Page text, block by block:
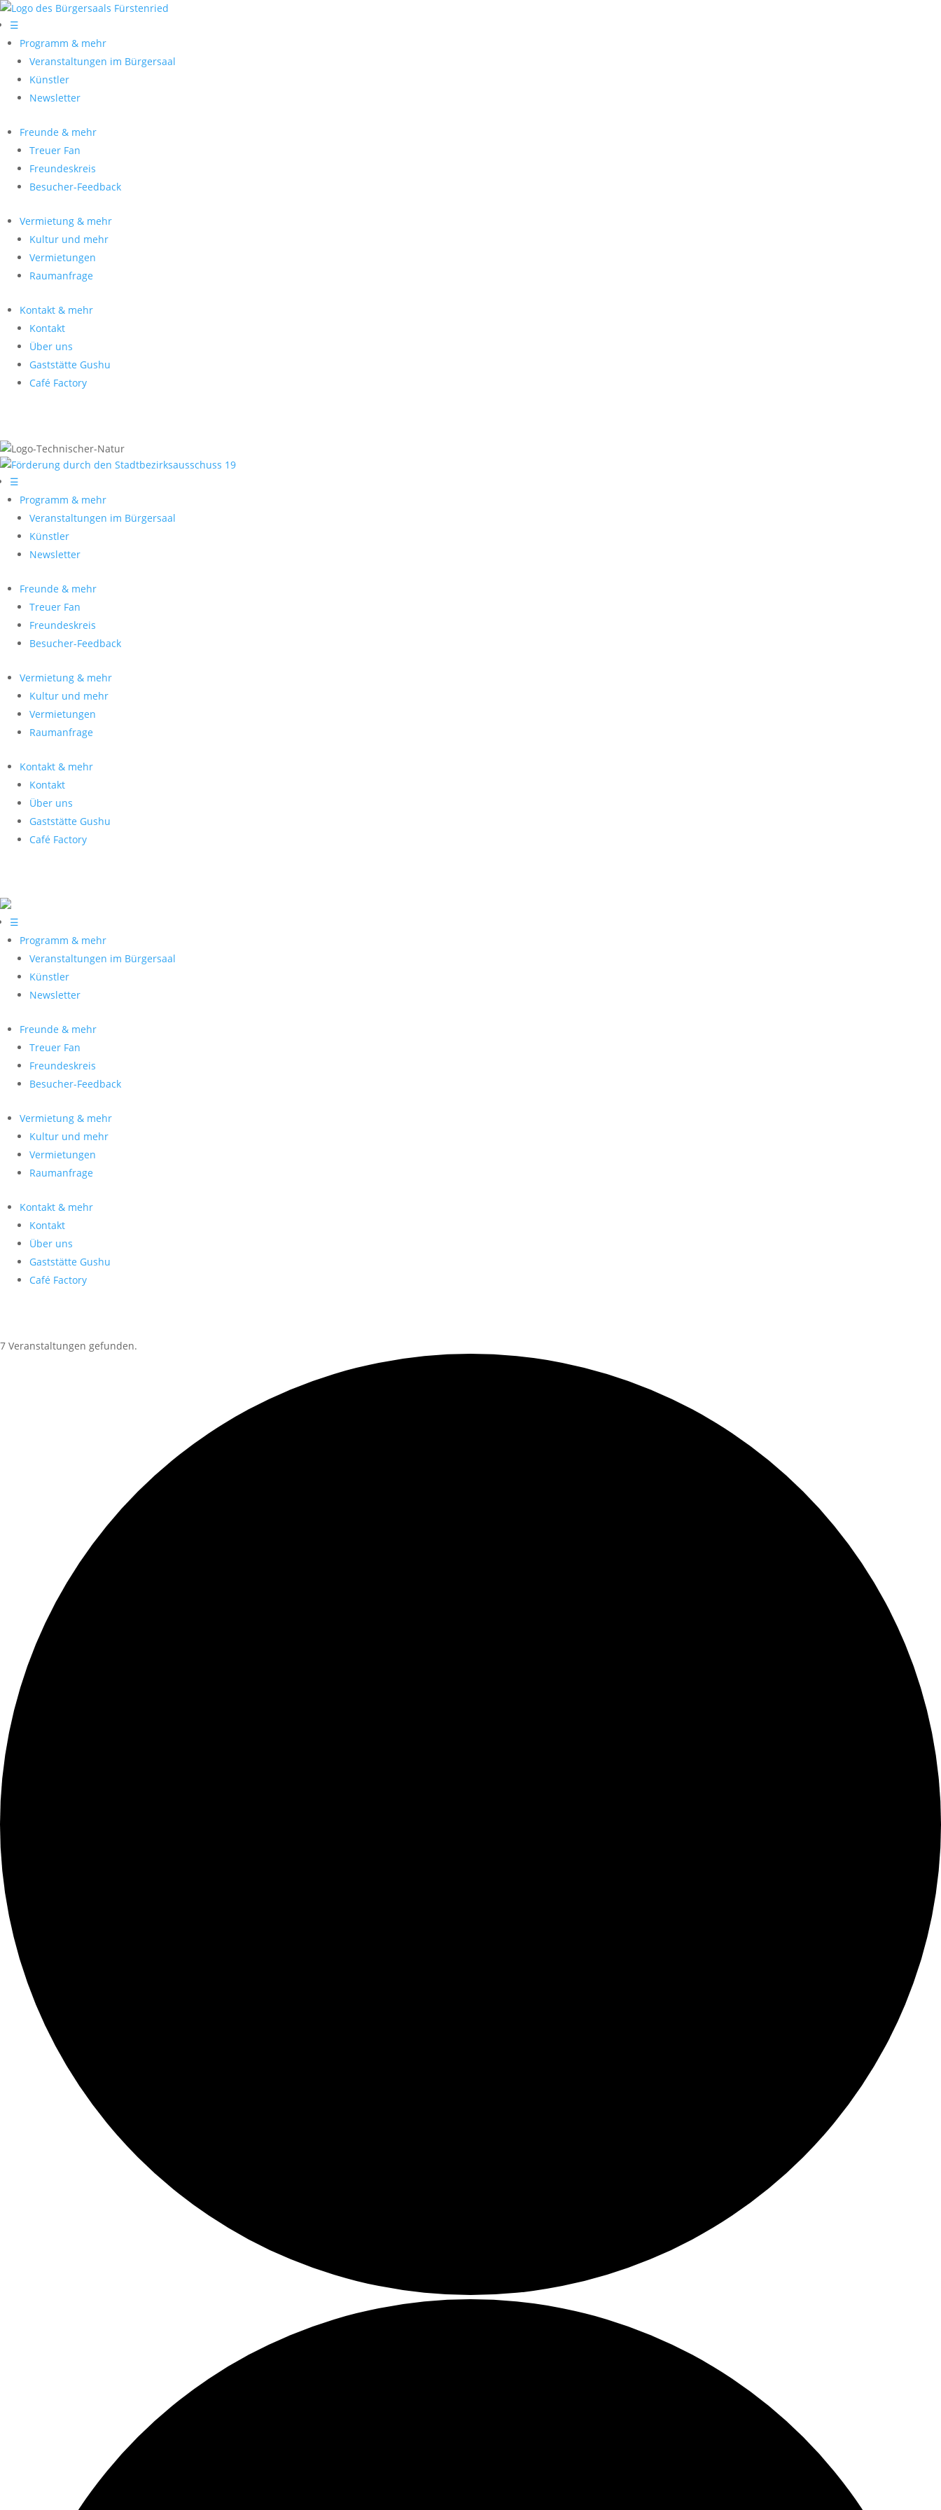
☰
Programm & mehr
Veranstaltungen im Bürgersaal
Künstler
Newsletter
Freunde & mehr
Treuer Fan
Freundeskreis
Besucher-Feedback
Vermietung & mehr
Kultur und mehr
Vermietungen
Raumanfrage
Kontakt & mehr
Kontakt
Über uns
Gaststätte Gushu
Café Factory
☰
Programm & mehr
Veranstaltungen im Bürgersaal
Künstler
Newsletter
Freunde & mehr
Treuer Fan
Freundeskreis
Besucher-Feedback
Vermietung & mehr
Kultur und mehr
Vermietungen
Raumanfrage
Kontakt & mehr
Kontakt
Über uns
Gaststätte Gushu
Café Factory
☰
Programm & mehr
Veranstaltungen im Bürgersaal
Künstler
Newsletter
Freunde & mehr
Treuer Fan
Freundeskreis
Besucher-Feedback
Vermietung & mehr
Kultur und mehr
Vermietungen
Raumanfrage
Kontakt & mehr
Kontakt
Über uns
Gaststätte Gushu
Café Factory
7 Veranstaltungen gefunden.